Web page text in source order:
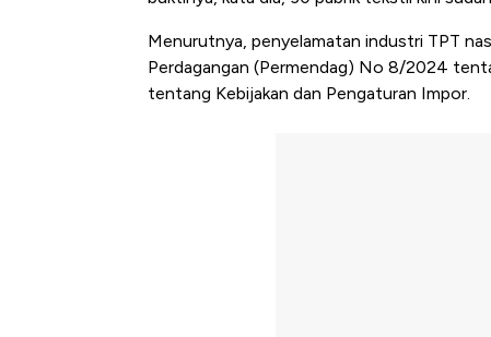
Menurutnya, penyelamatan industri TPT
Perdagangan (Permendag) No 8/2024
tentang Kebijakan dan Pengaturan Impor.